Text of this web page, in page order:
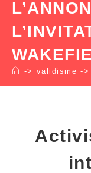
-> validisme ->